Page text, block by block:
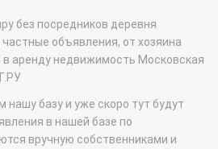
без посредников деревня
частные объявления, от хозяина
в аренду недвижимость Московская
нашу базу и уже скоро тут будут
в нашей базе по
вручную собственниками и